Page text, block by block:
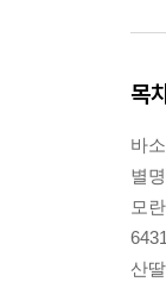
목
바
별
모
산